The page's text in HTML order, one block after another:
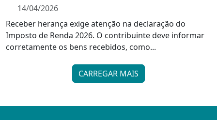
14/04/2026
Receber herança exige atenção na declaração do
Imposto de Renda 2026. O contribuinte deve informar
corretamente os bens recebidos, como...
CARREGAR MAIS